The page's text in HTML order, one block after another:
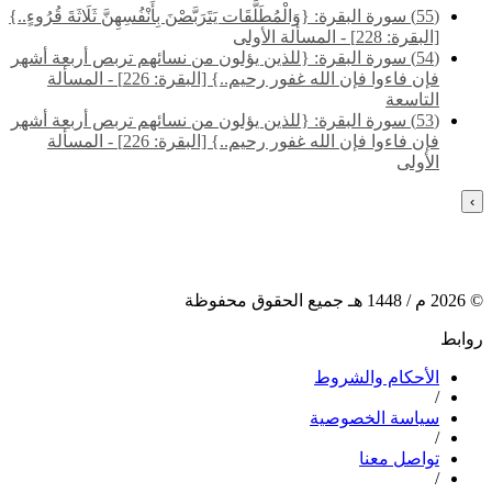
(55) سورة البقرة: {وَالْمُطَلَّقَات يَتَرَبَّصْنَ بِأَنْفُسِهِنَّ ثَلَاثَةَ قُرُوءٍ..}
[البقرة: 228] - المسألة الأولى
(54) سورة البقرة: {للذين يؤلون من نسائهم تربص أربعة أشهر
فإن فاءوا فإن الله غفور رحيم..} [البقرة: 226] - المسألة
التاسعة
(53) سورة البقرة: {للذين يؤلون من نسائهم تربص أربعة أشهر
فإن فاءوا فإن الله غفور رحيم..} [البقرة: 226] - المسألة
الأولى
›
©
2026 م / 1448 هـ جميع الحقوق محفوظة
روابط
الأحكام والشروط
/
سياسة الخصوصية
/
تواصل معنا
/